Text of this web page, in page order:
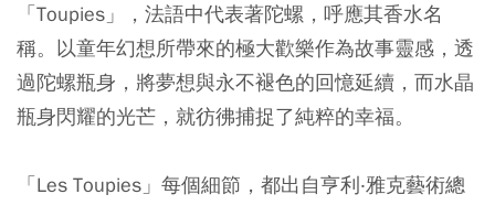
「Toupies」，法語中代表著陀螺，呼應其香水名
稱。以童年幻想所帶來的極大歡樂作為故事靈感，透
過陀螺瓶身，將夢想與永不褪色的回憶延續，而水晶
瓶身閃耀的光芒，就彷彿捕捉了純粹的幸福。
「Les Toupies」每個細節，都出自亨利‧雅克藝術總